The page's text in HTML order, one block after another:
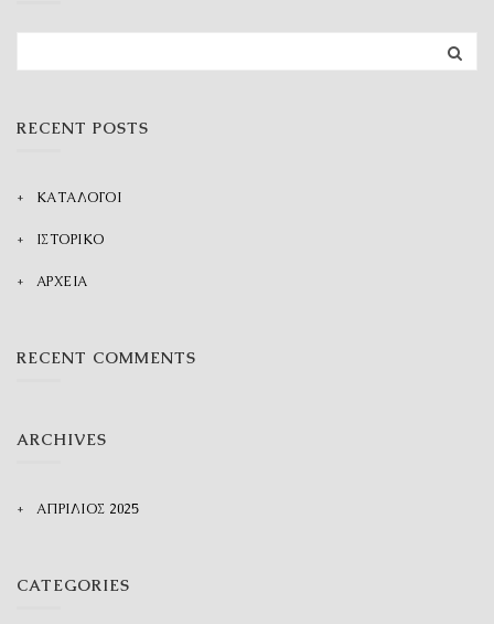
RECENT POSTS
ΚΑΤΑΛΟΓΟΙ
ΙΣΤΟΡΙΚΟ
ΑΡΧΕΙΑ
RECENT COMMENTS
ARCHIVES
ΑΠΡΊΛΙΟΣ 2025
CATEGORIES